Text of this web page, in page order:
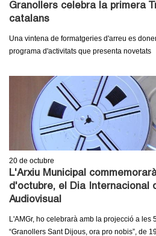
Granollers celebra la primera
catalans
Una vintena de formatgeries d'arreu es
programa d'activitats que presenta novetats
20 de octubre
L'Arxiu Municipal
d'octubre, el Dia Internacional
Audiovisual
L'AMGr, ho celebrarà amb la projecció a les
“Granollers Sant Dijous, ora pro nobis”, de